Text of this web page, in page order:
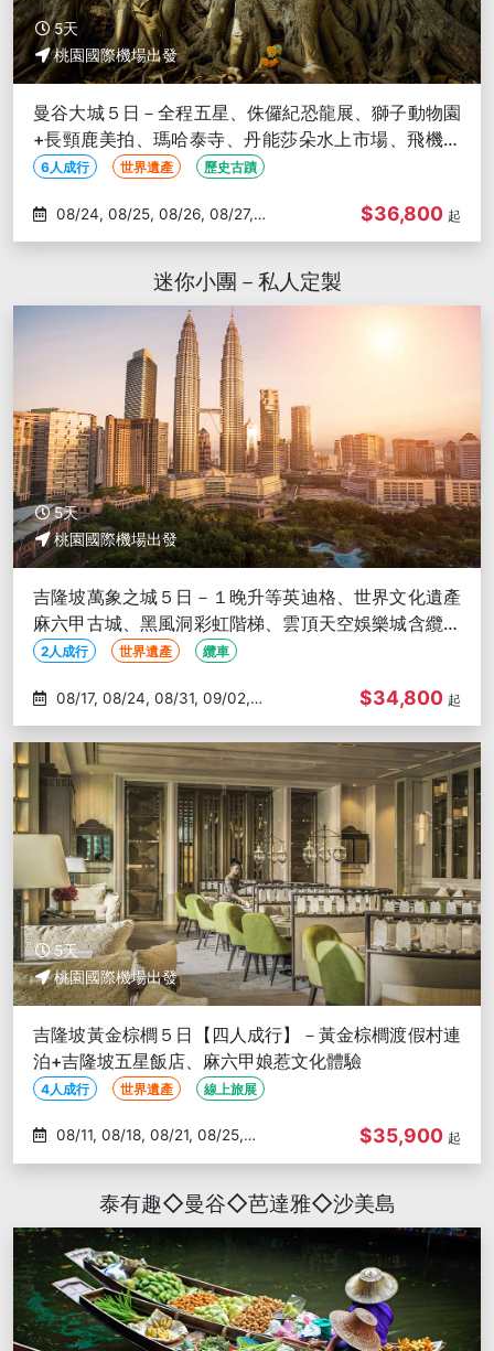
5天
桃園國際機場出發
曼谷大城５日－全程五星、侏儸紀恐龍展、獅子動物園
+長頸鹿美拍、瑪哈泰寺、丹能莎朵水上市場、飛機椰
林咖啡、泰服體驗、無購物
6人成行 世界遺產 歷史古蹟
08/28
$36,800 起
迷你小團－私人定製
5天
桃園國際機場出發
吉隆坡萬象之城５日－１晚升等英迪格、世界文化遺產
麻六甲古城、黑風洞彩虹階梯、雲頂天空娛樂城含纜車
【２人成行含司機服務費】
2人成行 世界遺產 纜車
09/05
$34,800 起
5天
桃園國際機場出發
吉隆坡黃金棕櫚５日【四人成行】－黃金棕櫚渡假村連
泊+吉隆坡五星飯店、麻六甲娘惹文化體驗
4人成行 世界遺產 線上旅展
09/01
$35,900 起
泰有趣◇曼谷◇芭達雅◇沙美島